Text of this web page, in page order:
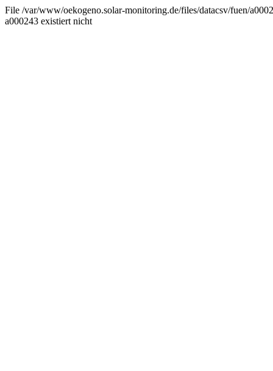
File /var/www/oekogeno.solar-monitoring.de/files/datacsv/fuen/
a000243 existiert nicht